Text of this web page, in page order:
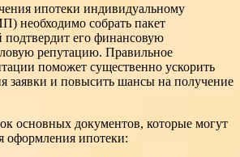
ипотеки индивидуальному
необходимо собрать пакет
подтвердит его финансовую
репутацию. Правильное
поможет существенно ускорить
заявки и повысить шансы на получение
основных документов, которые могут
оформления ипотеки: